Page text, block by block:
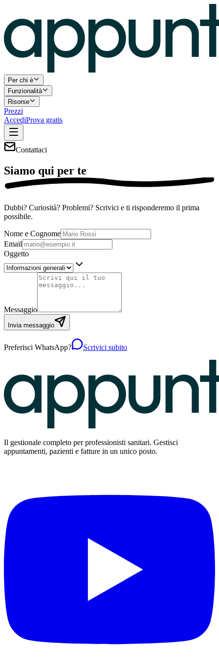
Per chi è
Funzionalità
Risorse
Prezzi
AccediProva gratis
Contattaci
Siamo qui per te
Dubbi? Curiosità? Problemi? Scrivici e ti risponderemo il prima
possibile.
Nome e Cognome
Email
Oggetto
Messaggio
Invia messaggio
Preferisci WhatsApp? Scrivici subito
Il gestionale completo per professionisti sanitari. Gestisci
appuntamenti, pazienti e fatture in un unico posto.